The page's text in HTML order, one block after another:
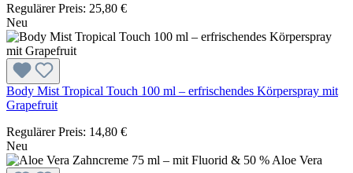
Regulärer Preis: 25,80 €
Neu
Body Mist Tropical Touch 100 ml – erfrischendes Körperspray mit
Grapefruit
Regulärer Preis: 14,80 €
Neu